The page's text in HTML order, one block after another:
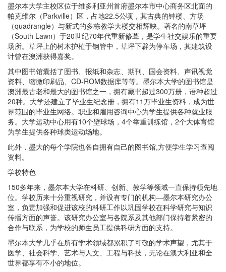
墨尔本大学主校区位于维多利亚州首府墨尔本市中心商务区北面的
帕克维尔（Parkville）区，占地22.5公顷，其古典的钟楼、方场
（quadrangle）与新式的多栋教学大楼交相辉映。著名的南草坪
（South Lawn）于20世纪70年代重新修葺，是学生社交娱乐的重要
场所。草坪上的树木护植于钢管中，草坪下辟为停车场，其建筑设
计曾在澳洲获得嘉奖。
其中图书馆囊括了图书、报纸和杂志、期刊、国会资料、声讯视觉
资料、缩微印刷品、CD-ROM数据库等等。墨尔本大学的图书馆是
澳洲最古老和最大的图书馆之一，拥有藏书超过300万册，语种超过
20种。大学还建立了毕业生纪念册，拥有11万毕业生资料，成为世
界范围的毕业生网络。职业和雇用咨询中心为学生提供各种就业服
务。大学运动中心用有10个壁球场，4个举重训练馆，2个大体育馆
为学生提供各种球类运动场地。
此外，墨大的每个学院也各自拥有自己的图书馆,方便学生学习查阅
资料。
学校特色
150多年来，墨尔本大学在科研、创新、教学等领域一直保持领先地
位。学校历来十分重视研究，并设有专门的机构—墨尔本研究办公
室，负责加强和促进该校的科研工作以巩固学校在科学研究与知识
传播方面的声誉。该研究办公室与各院系及其他部门保持着紧密的
合作与联系，为学校的师生员工提供科研方面的支持。
墨尔本大学几乎在所有学术领域都累积了可敬的学术声望，尤其于
医学、社会科学、艺术与人文、工程与科技，无论在澳大利亚和全
世界都享有不小的地位。